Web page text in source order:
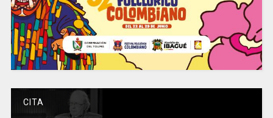
CITA